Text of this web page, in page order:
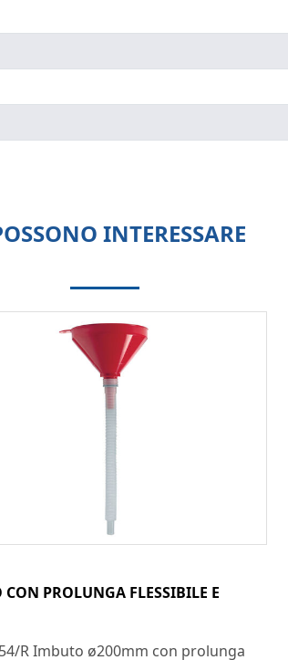
INTERESSARE
PROLUNGA FLESSIBILE E
R Imbuto ø200mm con prolunga